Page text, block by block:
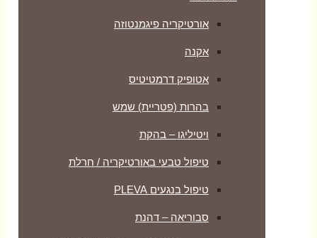
אורטיקריה פיגמנטוזה
אקנה
אטופיק דרמטיטיס
בהרות (פטריית) שמש
ויטיליגו – בהקת
טיפול טבעי באורטיקריה / חרלת
טיפול בנגעים PLEVA
סבוריאה – דהנת